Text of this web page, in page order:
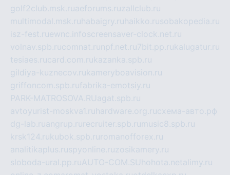
golf2club.msk.ruaeforums.ruzallclub.ru
multimodal.msk.ru habaigry.ru haikko.rusobakopedia.ru
isz-fest.ruewnc.infoscreensaver-clock.net.ru
volnav.spb.rucomnat.ru npf.net.ru 7bit.pp.rukalugatur.ru
tesiaes.rucard.com.rukazanka.spb.ru
gildiya-kuznecov.rukameryboavision.ru
griffoncom.spb.rufabrika-emotsiy.ru
PARK-MATROSOVA.RUagat.spb.ru
avtoyurist-moskva1.ru hardware.org.ruсхема-авто.рф
dg-lab.ruangrup.ru recruiter.spb.ru music8.spb.ru
krsk124.rukubok.spb.ru romanofforex.ru
analitikaplus.ruspyonline.ruzosikamery.ru
sloboda-ural.pp.ruAUTO-COM.SU hohota.net alimy.ru